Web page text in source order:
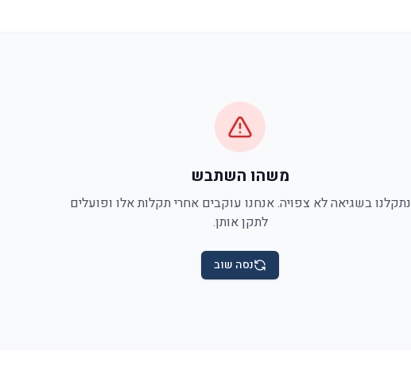
משהו השתבש
נתקלנו בשגיאה לא צפויה. אנחנו עוקבים אחרי תקלות אלו ופועלים
לתקן אותן.
נסה שוב